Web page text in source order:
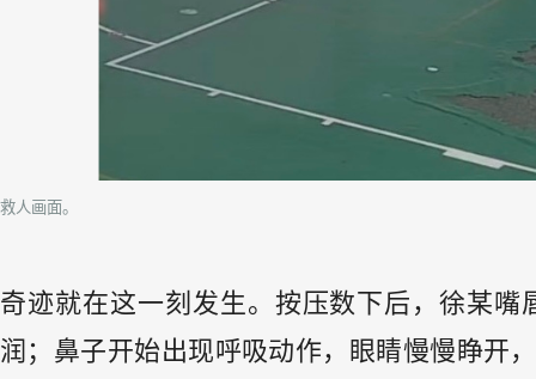
救人画面。
奇迹就在这一刻发生。按压数下后，徐某
润；鼻子开始出现呼吸动作，眼睛慢慢睁开